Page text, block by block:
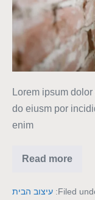
Lorem ipsum
do eiusm por
enim
Read more
Filed עיצוב הבית